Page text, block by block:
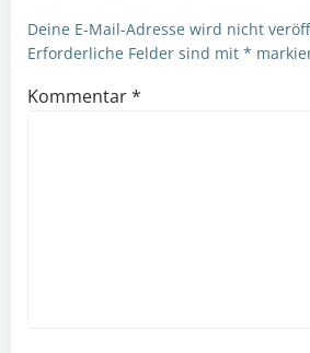
Deine E-Mail-Adresse wird nicht
Erforderliche Felder sind mit *
Kommentar*